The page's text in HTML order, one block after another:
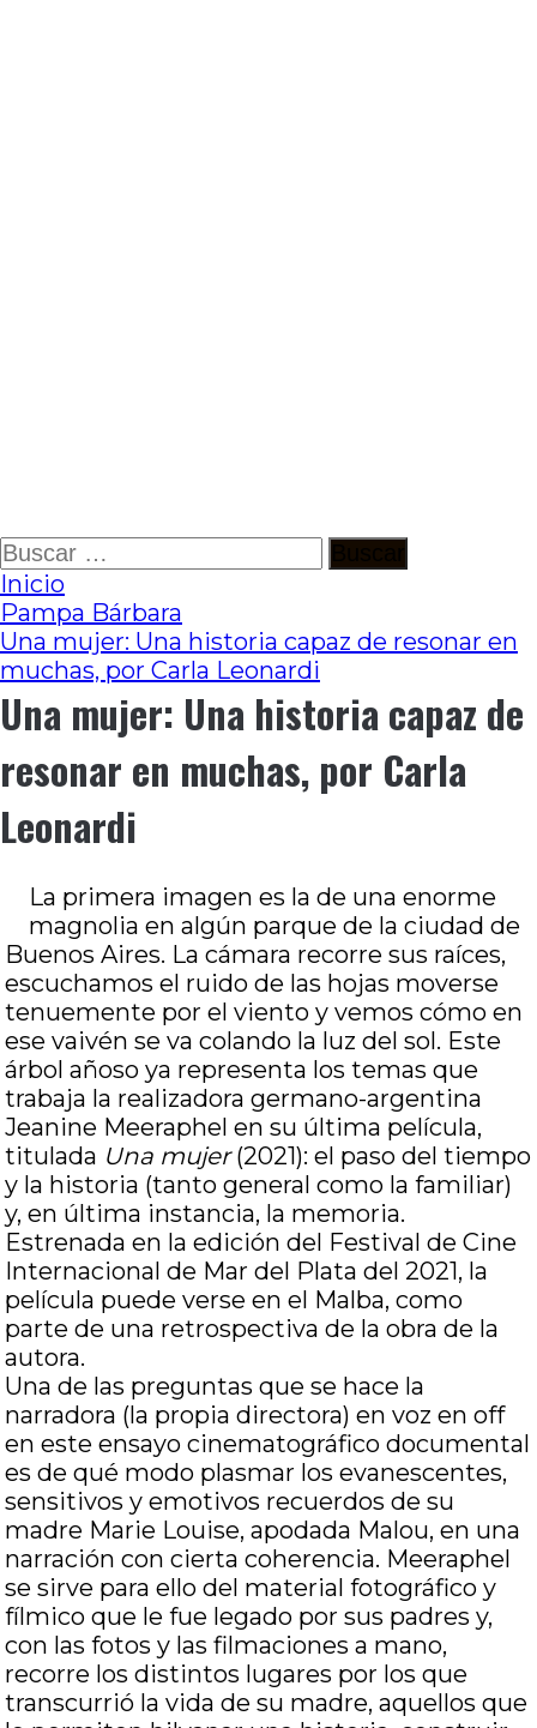
Ir
al
contenido
Buscar:
Inicio
Pampa Bárbara
Una mujer: Una historia capaz de resonar en
muchas, por Carla Leonardi
Una mujer: Una historia capaz de
resonar en muchas, por Carla
Leonardi
La primera imagen es la de una enorme
magnolia en algún parque de la ciudad de
Buenos Aires. La cámara recorre sus raíces,
escuchamos el ruido de las hojas moverse
tenuemente por el viento y vemos cómo en
ese vaivén se va colando la luz del sol. Este
árbol añoso ya representa los temas que
trabaja la realizadora germano-argentina
Jeanine Meeraphel en su última película,
titulada Una mujer(2021): el paso del tiempo
y la historia (tanto general como la familiar)
y, en última instancia, la memoria.
Estrenada en la edición del Festival de Cine
Internacional de Mar del Plata del 2021, la
película puede verse en el Malba, como
parte de una retrospectiva de la obra de la
autora.
Una de las preguntas que se hace la
narradora (la propia directora) en voz en off
en este ensayo cinematográfico documental
es de qué modo plasmar los evanescentes,
sensitivos y emotivos recuerdos de su
madre Marie Louise, apodada Malou, en una
narración con cierta coherencia. Meeraphel
se sirve para ello del material fotográfico y
fílmico que le fue legado por sus padres y,
con las fotos y las filmaciones a mano,
recorre los distintos lugares por los que
transcurrió la vida de su madre, aquellos que